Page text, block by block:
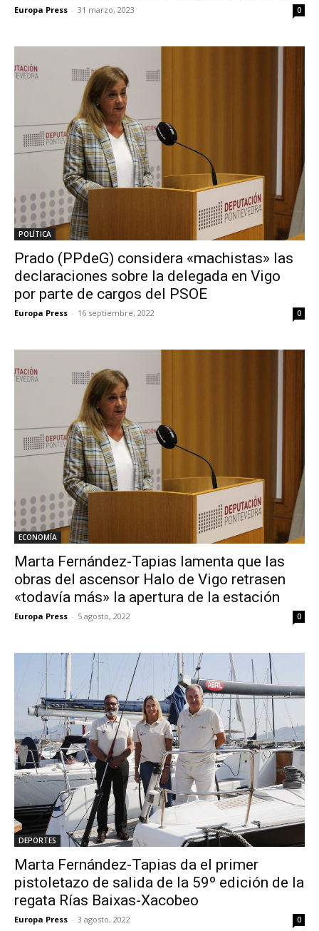
Europa Press - 31 marzo, 2023 0
POLÍTICA
Prado (PPdeG) considera «machistas» las
declaraciones sobre la delegada en Vigo
por parte de cargos del PSOE
Europa Press - 16 septiembre, 2022 0
ECONOMÍA
Marta Fernández-Tapias lamenta que las
obras del ascensor Halo de Vigo retrasen
«todavía más» la apertura de la estación
Europa Press - 5 agosto, 2022 0
DEPORTES
Marta Fernández-Tapias da el primer
pistoletazo de salida de la 59º edición de la
regata Rías Baixas-Xacobeo
Europa Press - 3 agosto, 2022 0